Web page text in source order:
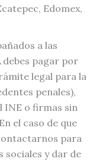
Edomex,
a las
debes pagar por
legal para la
penales),
INE o firmas sin
el caso de que
para
sociales y dar de